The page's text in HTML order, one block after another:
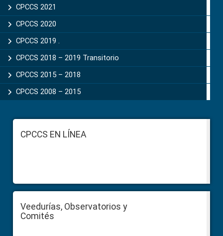
CPCCS 2021
CPCCS 2020
CPCCS 2019 .
CPCCS 2018 – 2019 Transitorio
CPCCS 2015 – 2018
CPCCS 2008 – 2015
FooterCPCCS EN LÍNEA
Veedurías, Observatorios y
Comités